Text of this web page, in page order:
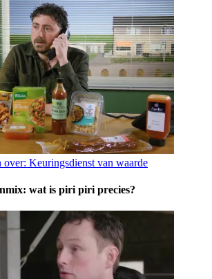
over: Keuringsdienst van waarde
wat is piri piri precies?